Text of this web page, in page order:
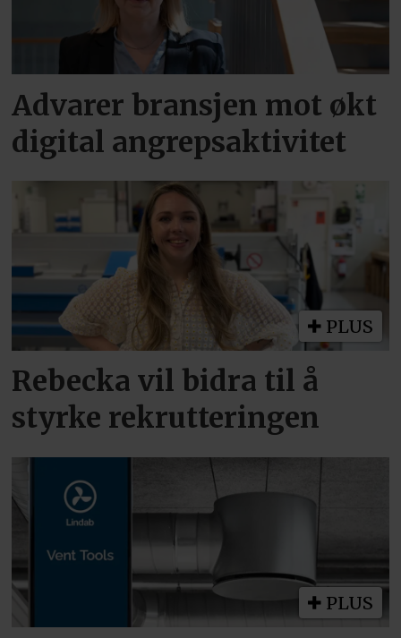
Advarer bransjen mot økt
digital angrepsaktivitet
PLUS
Rebecka vil bidra til å
styrke rekrutteringen
PLUS